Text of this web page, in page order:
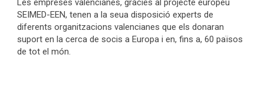
Les empreses valencianes, gràcies al projecte europeu
SEIMED-EEN, tenen a la seua disposició experts de
diferents organitzacions valencianes que els donaran
suport en la cerca de socis a Europa i en, fins a, 60 països
de tot el món.